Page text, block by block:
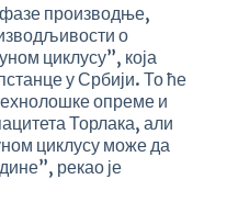
производње,
о
циклусу”, која
у Србији. То ће
опреме и
Торлака, али
циклусу може да
рекао је